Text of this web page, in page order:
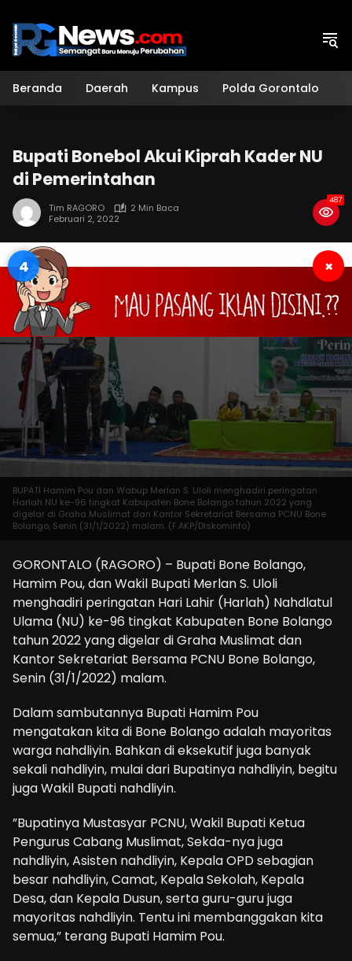
konten
Beranda Daerah Kampus Polda Gorontalo
Bupati Bonebol Akui Kiprah Kader NU
di Pemerintahan
Tim RAGORO
2 Min Baca
Februari 2, 2022
487
3 ×
BUPATI Hamim Pou dan Wabup Merlan S. Uloli menghadiri peringatan
Harlah NU ke-96 tingkat Kabupaten Bone Bolango tahun 2022 yang
digelar di Graha Muslimat dan Kantor Sekretariat Bersama PCNU Bone
Bolango, Senin (31/1/2022) malam. (F.AKP/Diskominfo)
GORONTALO (RAGORO) – Bupati Bone Bolango,
Hamim Pou, dan Wakil Bupati Merlan S. Uloli
menghadiri peringatan Hari Lahir (Harlah) Nahdlatul
Ulama (NU) ke-96 tingkat Kabupaten Bone Bolango
tahun 2022 yang digelar di Graha Muslimat dan
Kantor Sekretariat Bersama PCNU Bone Bolango,
Senin (31/1/2022) malam.
Dalam sambutannya Bupati Hamim Pou
mengatakan kita di Bone Bolango adalah mayoritas
warga nahdliyin. Bahkan di eksekutif juga banyak
sekali nahdliyin, mulai dari Bupatinya nahdliyin, begitu
juga Wakil Bupati nahdliyin.
”Bupatinya Mustasyar PCNU, Wakil Bupati Ketua
Pengurus Cabang Muslimat, Sekda-nya juga
nahdliyin, Asisten nahdliyin, Kepala OPD sebagian
besar nahdliyin, Camat, Kepala Sekolah, Kepala
Desa, dan Kepala Dusun, serta guru-guru juga
mayoritas nahdliyin. Tentu ini membanggakan kita
semua,” terang Bupati Hamim Pou.